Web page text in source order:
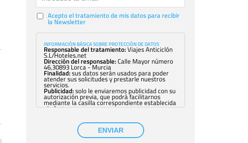
Acepto el tratamiento de mis datos para recibir
la Newsletter
INFORMACIÓN BÁSICA SOBRE PROTECCIÓN DE DATOS
Responsable del tratamiento:Viajes Anticiclón
S.L/Hoteles.net
Dirección del responsable:Calle Mayor número
46,30893 Lorca - Murcia
Finalidad:sus datos serán usados para poder
atender sus solicitudes y prestarle nuestros
servicios.
Publicidad:solo le enviaremos publicidad con su
autorización previa, que podrá facilitarnos
mediante la casilla correspondiente establecida
al efecto.
con su consentimiento previo, que podrá
facilitarnos mediante la casilla correspondiente
establecida al efecto.
Destinatarios:con carácter general, sólo el
ENVIAR